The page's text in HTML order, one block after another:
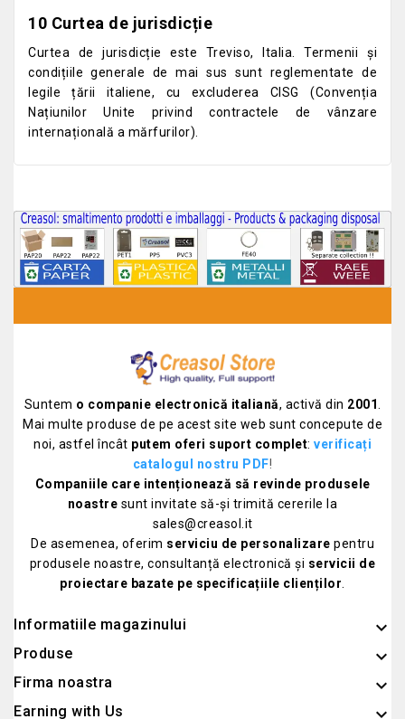
10 Curtea de jurisdicție
Curtea de jurisdicție este Treviso, Italia. Termenii și
condițiile generale de mai sus sunt reglementate de
legile țării italiene, cu excluderea CISG (Convenția
Națiunilor Unite privind contractele de vânzare
internațională a mărfurilor).
Suntem o companie electronică italiană, activă din 2001
Mai multe produse de pe acest site web sunt concepute de
noi, astfel încât putem oferi suport complet: verificați
catalogul nostru PDF!
Companiile care intenționează să revinde produsele
noastre sunt invitate să-și trimită cererile la
sales@creasol.it
De asemenea, oferim serviciu de personalizare pentru
produsele noastre, consultanță electronică și servicii de
proiectare bazate pe specificațiile clienților
Informatiile magazinului keyboard_arrow_down
Produse 
Firma noastra 
Earning with Us 